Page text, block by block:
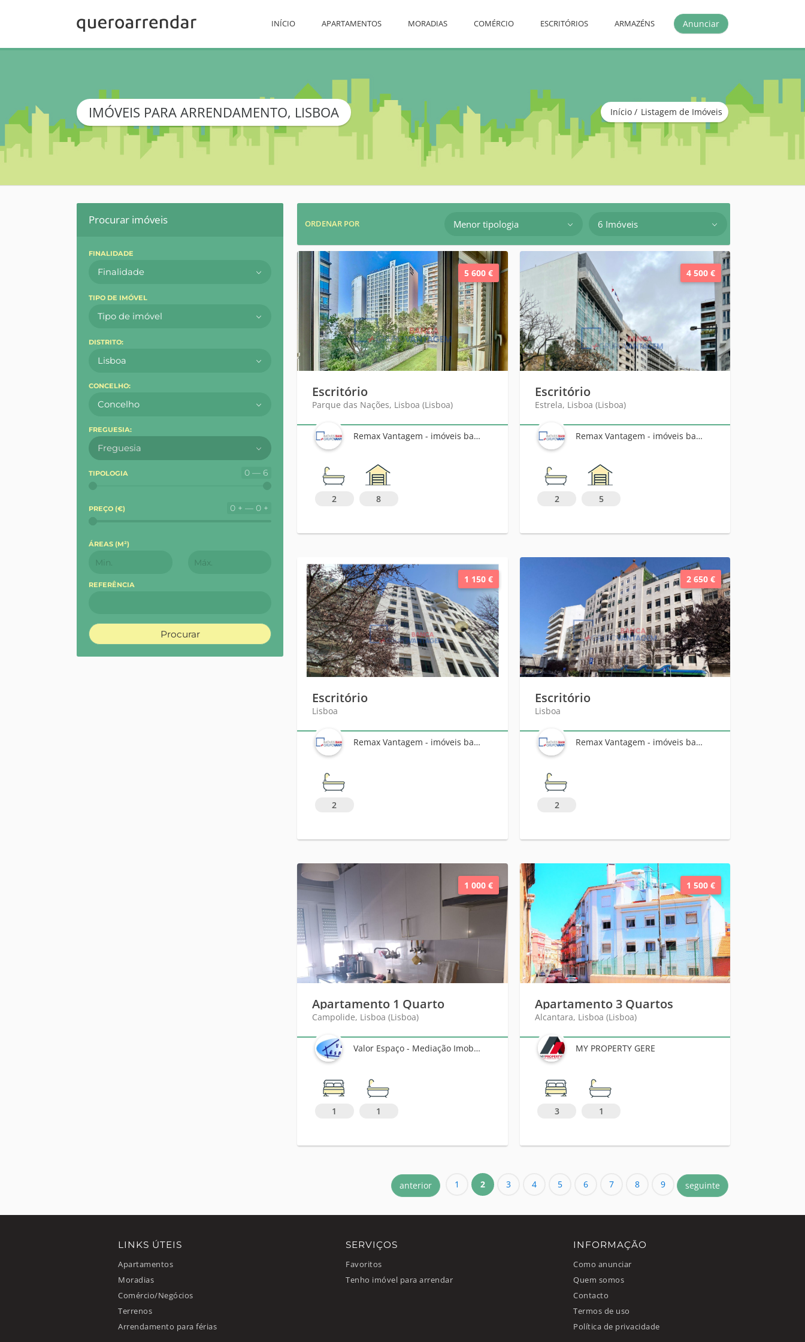
Anunciar
INÍCIO APARTAMENTOS MORADIAS COMÉRCIO ESCRITÓRIOS ARMAZÉNS
IMÓVEIS PARA ARRENDAMENTO, LISBOA Início Listagem de Imóveis
Procurar imóveis
FINALIDADE
Finalidade
TIPO DE IMÓVEL
Tipo de imóvel
DISTRITO:
Lisboa
CONCELHO:
Concelho
FREGUESIA:
Freguesia
TIPOLOGIA 0 — 6
PREÇO (€) 0 + — 0 +
ÁREAS (M²)
REFERÊNCIA
Procurar
ORDENAR POR Menor tipologia 6 Imóveis
5 600 €
Escritório
Parque das Nações, Lisboa (Lisboa)
Remax Vantagem - imóveis banca
2 8
4 500 €
Escritório
Estrela, Lisboa (Lisboa)
Remax Vantagem - imóveis banca
2 5
1 150 €
Escritório
Lisboa
Remax Vantagem - imóveis banca
2
2 650 €
Escritório
Lisboa
Remax Vantagem - imóveis banca
2
1 000 €
Apartamento 1 Quarto
Campolide, Lisboa (Lisboa)
Valor Espaço - Mediação Imobiliária, Sociedade Unipessoal Lda
1 1
1 500 €
Apartamento 3 Quartos
Alcantara, Lisboa (Lisboa)
MY PROPERTY GERE
3 1
anterior 1 2 3 4 5 6 7 8 9 seguinte
LINKS ÚTEIS
Apartamentos
Moradias
Comércio/Negócios
Terrenos
Arrendamento para férias
SERVIÇOS
Favoritos
Tenho imóvel para arrendar
INFORMAÇÃO
Como anunciar
Quem somos
Contacto
Termos de uso
Política de privacidade